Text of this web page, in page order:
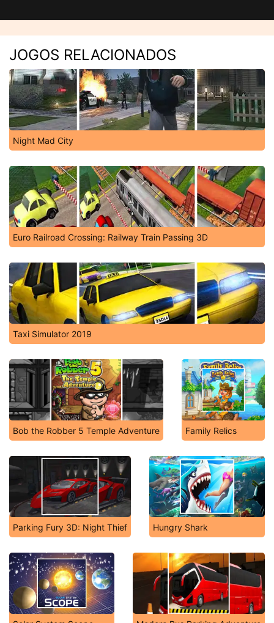
JOGOS RELACIONADOS
Night Mad City
Euro Railroad Crossing: Railway Train Passing 3D
Taxi Simulator 2019
Bob the Robber 5 Temple Adventure Family Relics
Parking Fury 3D: Night Thief Hungry Shark